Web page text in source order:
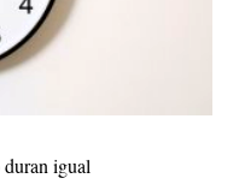
igual